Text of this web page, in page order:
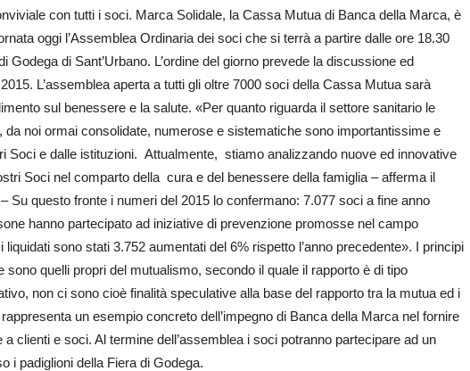
con tutti i soci. Marca Solidale, la Cassa Mutua di Banca della Marca, è
oggi l’Assemblea Ordinaria dei soci che si terrà a partire dalle ore 18.30
Godega di Sant’Urbano. L’ordine del giorno prevede la discussione ed
L’assemblea a­per­­ta a tutti gli oltre 7000 soci della Cassa Mutua sarà
sul be­nessere e la salute. «Per quanto riguarda il settore sanitario le
da noi ormai consolidate, numerose e sistematiche sono importantissime e
Soci e dalle istituzioni. Attual­men­te, stiamo analizzando nuove ed innovative
Soci nel comparto della cura e del benessere della famiglia – afferma il
Su questo fronte i numeri del 2015 lo confermano: 7.077 soci a fine anno
hanno partecipato ad iniziative di prevenzione promosse nel campo
sono stati 3.752 aumentati del 6% rispetto l’anno precedente». I principi
sono quelli propri del mutualismo, secondo il quale il rapporto è di tipo
non ci sono cioè finalità speculative alla base del rapporto tra la mutua ed i
un esempio concreto dell’impegno di Banca della Marca nel fornire
clienti e soci. Al termine dell’assemblea i soci potranno partecipare ad un
i padiglioni della Fiera di Godega.